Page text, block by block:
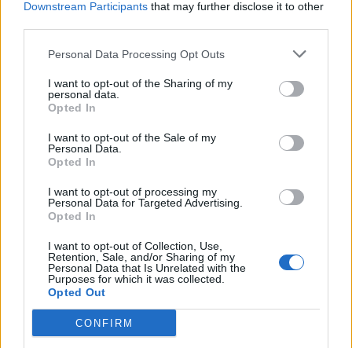
Downstream Participants that may further disclose it to other
Personal Data Processing Opt Outs
I want to opt-out of the Sharing of my
personal data.
Opted In
I want to opt-out of the Sale of my
Personal Data.
Opted In
I want to opt-out of processing my
Personal Data for Targeted Advertising.
Opted In
I want to opt-out of Collection, Use,
Retention, Sale, and/or Sharing of my
Personal Data that Is Unrelated with the
Purposes for which it was collected.
Opted Out
CONFIRM
Κορινθία: Παραδίδονται τρία σημαντικά έργα
Σπάρτη: Ο Γιάννης Κότσιρας στο Σαϊνοπούλειο
01/08/2026 19:00